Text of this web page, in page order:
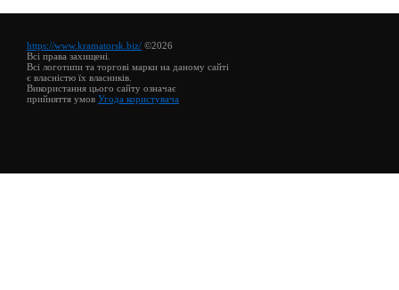
https://www.kramatorsk.biz/ ©2026
Всі права захищені.
Всі логотипи та торгові марки на даному сайті
є власністю їх власників.
Використання цього сайту означає
прийняття умов Угода користувача